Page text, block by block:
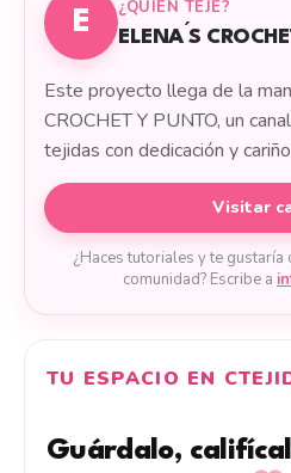
E
¿QUIÉN TEJE?
ELENA ́S
Este proyecto llega de la
CROCHET Y PUNTO, un
tejidas con dedicación y
Visitar
¿Haces tutoriales y te
comunidad? Escribe a
TU ESPACIO EN
Guárdalo,